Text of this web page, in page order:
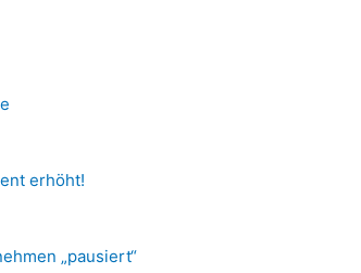
erhöht!
„pausiert“